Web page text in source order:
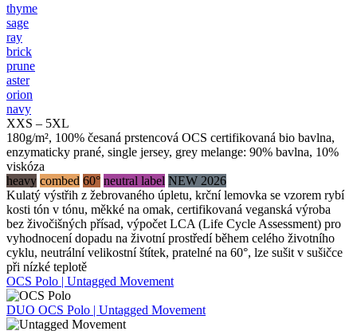
thyme
sage
ray
brick
prune
aster
orion
navy
XXS – 5XL
180g/m², 100% česaná prstencová OCS certifikovaná bio bavlna,
enzymaticky prané, single jersey, grey melange: 90% bavlna, 10%
viskóza
heavy combed 60° neutral label NEW 2026
Kulatý výstřih z žebrovaného úpletu, krční lemovka se vzorem rybí
kosti tón v tónu, měkké na omak, certifikovaná veganská výroba
bez živočišných přísad, výpočet LCA (Life Cycle Assessment) pro
vyhodnocení dopadu na životní prostředí během celého životního
cyklu, neutrální velikostní štítek, pratelné na 60°, lze sušit v sušičce
při nízké teplotě
OCS Polo | Untagged Movement
DUO OCS Polo | Untagged Movement